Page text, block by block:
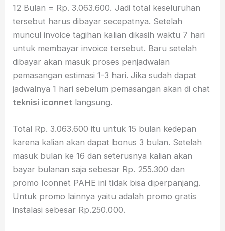
12 Bulan = Rp. 3.063.600. Jadi total keseluruhan
tersebut harus dibayar secepatnya. Setelah
muncul invoice tagihan kalian dikasih waktu 7 hari
untuk membayar invoice tersebut. Baru setelah
dibayar akan masuk proses penjadwalan
pemasangan estimasi 1-3 hari. Jika sudah dapat
jadwalnya 1 hari sebelum pemasangan akan di chat
teknisi iconnet langsung.
Total Rp. 3.063.600 itu untuk 15 bulan kedepan
karena kalian akan dapat bonus 3 bulan. Setelah
masuk bulan ke 16 dan seterusnya kalian akan
bayar bulanan saja sebesar Rp. 255.300 dan
promo Iconnet PAHE ini tidak bisa diperpanjang.
Untuk promo lainnya yaitu adalah promo gratis
instalasi sebesar Rp.250.000.